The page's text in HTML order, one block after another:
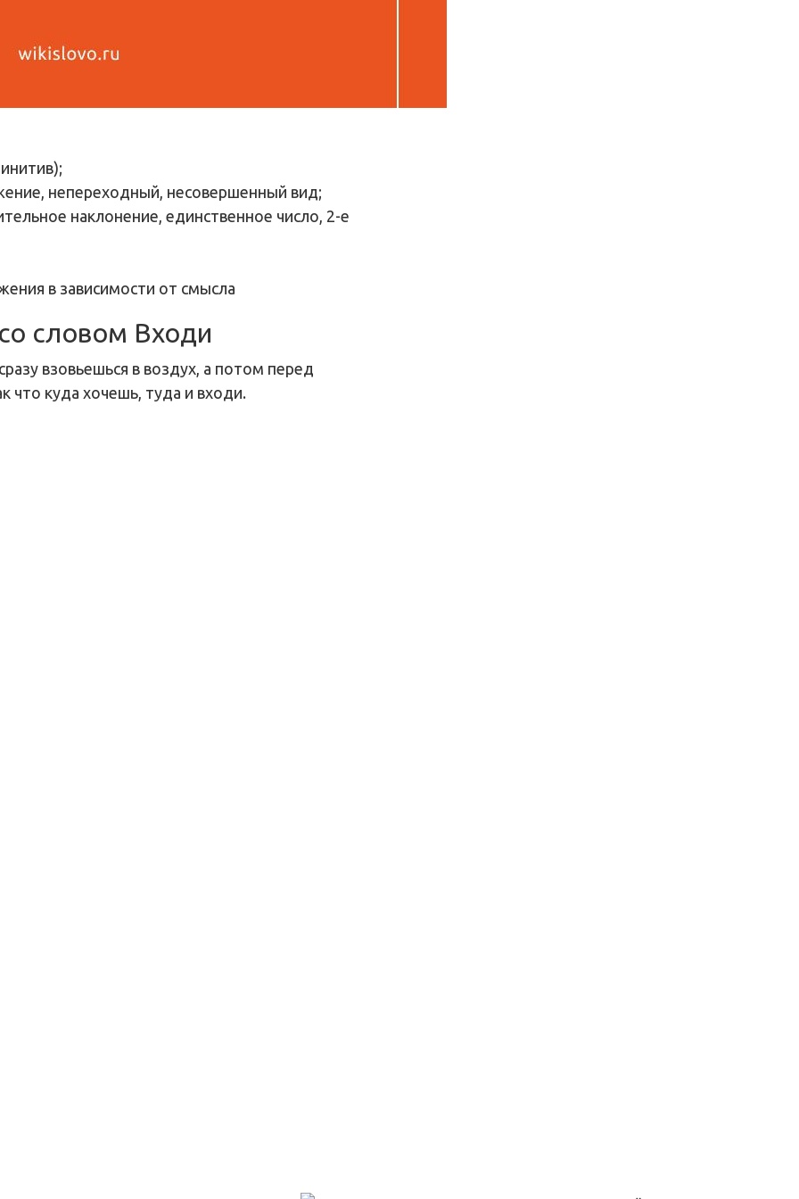
непереходный, несовершенный вид;
наклонение, единственное число, 2-е
в зависимости от смысла
словом Входи
взовьешься в воздух, а потом перед
что куда хочешь, туда и входи.